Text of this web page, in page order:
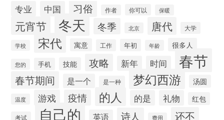
专业 中国 习俗 作者 你可以 保暖
元宵节 冬天 冬季 北京 唐代 大学
学校 宋代 寓意 工作 年初 年龄 很多人
您的 手机 技能 攻略 新年 时间 春节
春节期间 是一个 是一种 梦幻西游 汤圆
温度 游戏 疫情 的人 的是 礼物 红包
考试 自己的 英语 诗人 费用 还不